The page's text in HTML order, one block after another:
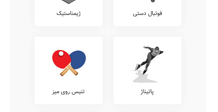
فوتبال دستی ژیمناستیک
پاتیناژ تنیس روی میز